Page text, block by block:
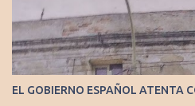
EL GOBIERNO ESPAÑOL ATENTA